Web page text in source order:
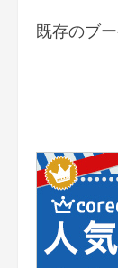
既存のブ